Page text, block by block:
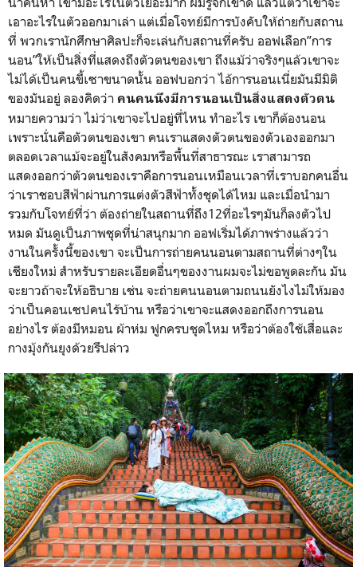
เอาอะไรในตัวออกมาเล่า แต่เมื่อโจทย์มีการบังคับให้ถ่ายกับสถาน
ที่ พวกเรานักศึกษาศิลปะก็จะเล่นกับสถานที่ครับ ออฟเลือก”การ
นอน”ให้เป็นสิ่งที่แสดงถึงตัวตนของเขา ถึงแม้ว่าจริงๆแล้วเขาจะ
ไม่ได้เป็นคนขี้เซาขนาดนั้น ออฟบอกว่า ไอ้การนอนเนี่ยมันมีมิติ
ของมันอยู่ ลองคิดว่า คนคนนึงมีการนอนเป็นสิ่งแสดงตัวตน
หมายความว่า ไม่ว่าเขาจะไปอยู่ที่ไหน ทำอะไร เขาก็ต้องนอน
เพราะนั่นคือตัวตนของเขา คนเราแสดงตัวตนของตัวเองออกมา
ตลอดเวลาแม้จะอยู่ในสังคมหรือพื้นที่สาธารณะ เราสามารถ
แสดงออกว่าตัวตนของเราคือการนอนเหมือนเวลาที่เราบอกคนอื่น
ว่าเราชอบสีฟ้าผ่านการแต่งตัวสีฟ้าทั้งชุดได้ไหม และเมื่อนำมา
รวมกับโจทย์ที่ว่า ต้องถ่ายในสถานที่ถึง12ที่อะไรๆมันก็ลงตัวไป
หมด มันดูเป็นภาพชุดที่น่าสนุกมาก ออฟเริ่มได้ภาพร่างแล้วว่า
งานในครั้งนี้ของเขา จะเป็นการถ่ายคนนอนตามสถานที่ต่างๆใน
เชียงใหม่ สำหรับรายละเอียดอื่นๆของงานผมจะไม่ขอพูดละกัน มัน
จะยาวถ้าจะให้อธิบาย เช่น จะถ่ายคนนอนตามถนนยังไงไม่ให้มอง
ว่าเป็นคอนเซปคนไร้บ้าน หรือว่าเขาจะแสดงออกถึงการนอน
อย่างไร ต้องมีหมอน ผ้าห่ม ฟูกครบชุดไหม หรือว่าต้องใช้เสื่อและ
กางมุ้งกันยุงด้วยรึปล่าว